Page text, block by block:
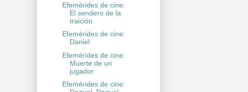
Efemérides de cine:
El sendero de la
traición
Efemérides de cine:
Daniel
Efemérides de cine:
Muerte de un
jugador
Efemérides de cine: